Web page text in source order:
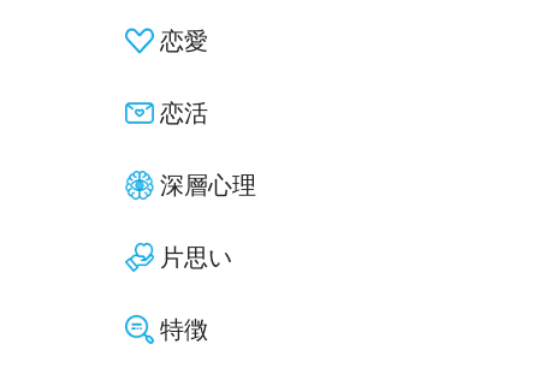
恋愛
恋活
深層心理
片思い
特徴